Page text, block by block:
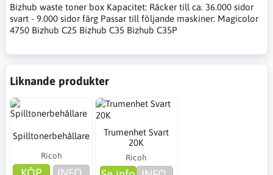
Bizhub waste toner box Kapacitet: Räcker till ca. 36.000 sidor
svart - 9.000 sidor färg Passar till följande maskiner: Magicolor
4750 Bizhub C25 Bizhub C35 Bizhub C35P
Liknande produkter
Spilltonerbehållare
Ricoh
Trumenhet Svart
20K
Ricoh